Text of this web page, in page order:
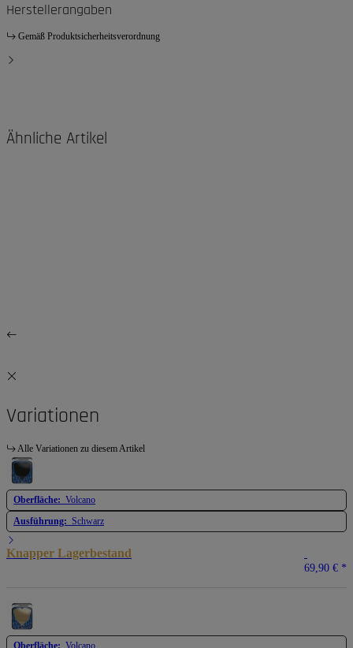
Herstellerangaben
Gemäß Produktsicherheitsverordnung
Ähnliche Artikel
Variationen
Alle Variationen zu diesem Artikel
Oberfläche: Volcano
Ausführung: Schwarz
Knapper Lagerbestand
69,90 € *
Oberfläche: Volcano